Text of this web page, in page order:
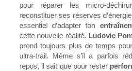
pour réparer les micro-
reconstituer ses réserves
essentiel d’adapter ton
cette nouvelle réalité. Ludovic
prend toujours plus de temps
ultra-trail. Même s’il a parfois
repos, il sait que pour rester